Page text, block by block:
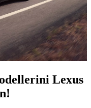
Lexus